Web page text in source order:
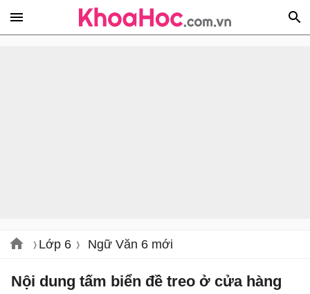
Lớp 6 Ngữ Văn 6 mới
Nội dung tấm biển đề treo ở cửa hàng